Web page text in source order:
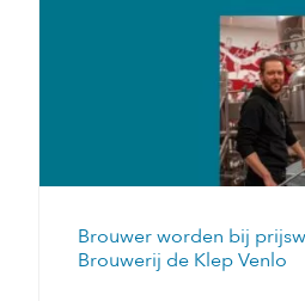
Brouwer worden bij
Brouwerij de Klep Venlo